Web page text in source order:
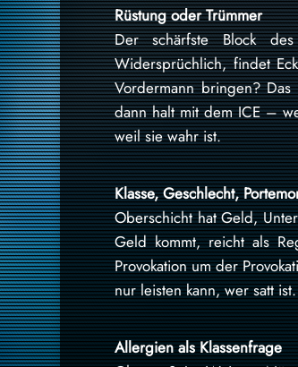
Rüstung oder Trümmer
Der schärfste Block
Widersprüchlich, findet
Vordermann bringen?
dann halt mit dem ICE –
weil sie wahr ist.
Klasse, Geschlecht,
Oberschicht hat Geld,
Geld kommt, reicht als
Provokation um der
nur leisten kann, wer satt ist.
Allergien als Klassenfrage